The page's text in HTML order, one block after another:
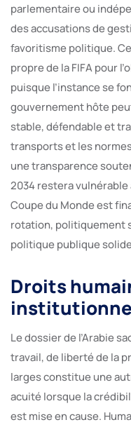
parlementaire ou
des accusations de
favoritisme politique.
propre de la FIFA pour
puisque l’instance se
gouvernement hôte
stable, défendable et
transports et les
une transparence
2034 restera
Coupe du Monde est
rotation, politiquement
politique publique
Droits
Le dossier de l’Arabie
travail, de liberté de la
larges constitue une
acuité lorsque la
est mise en cause.